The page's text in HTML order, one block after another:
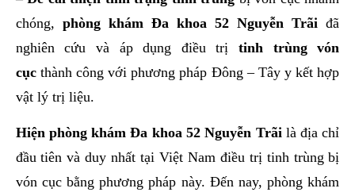
chóng, phòng khám Đa khoa 52 Nguyễn Trãi đã
nghiên cứu và áp dụng điều trị tinh trùng vón
cụcthành công với phương pháp Đông – Tây y kết hợp
vật lý trị liệu.
Hiện phòng khám Đa khoa 52 Nguyễn Trãi là địa chỉ
đầu tiên và duy nhất tại Việt Nam điều trị tinh trùng bị
vón cục bằng phương pháp này. Đến nay, phòng khám